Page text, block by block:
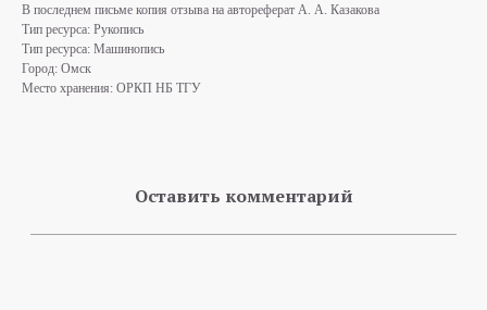
В последнем письме копия отзыва на автореферат А. А. Казакова
Тип ресурса: Рукопись
Тип ресурса: Машинопись
Город: Омск
Место хранения: ОРКП НБ ТГУ
Оставить комментарий